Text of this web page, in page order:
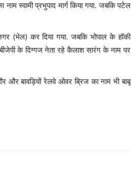
स्वामी प्रभुपाद मार्ग किया गया. जबकि पटेल
(भेल) कर दिया गया. जबकि भोपाल के हॉकी
के दिग्गज नेता रहे कैलाश सारंग के नाम पर
और बावड़ियों रेलवे ओवर ब्रिज का नाम भी बाबू